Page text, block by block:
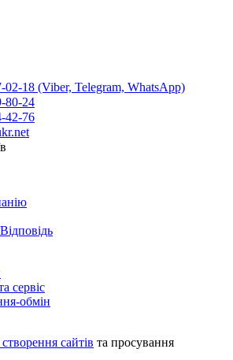
02-18 (Viber, Telegram, WhatsApp)
80-24
42-76
сервіс
обмін
сайтів та просування